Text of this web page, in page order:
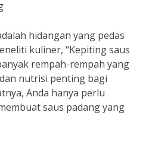
hidangan yang pedas
kuliner, “Kepiting saus
rempah-rempah yang
nutrisi penting bagi
Anda hanya perlu
saus padang yang